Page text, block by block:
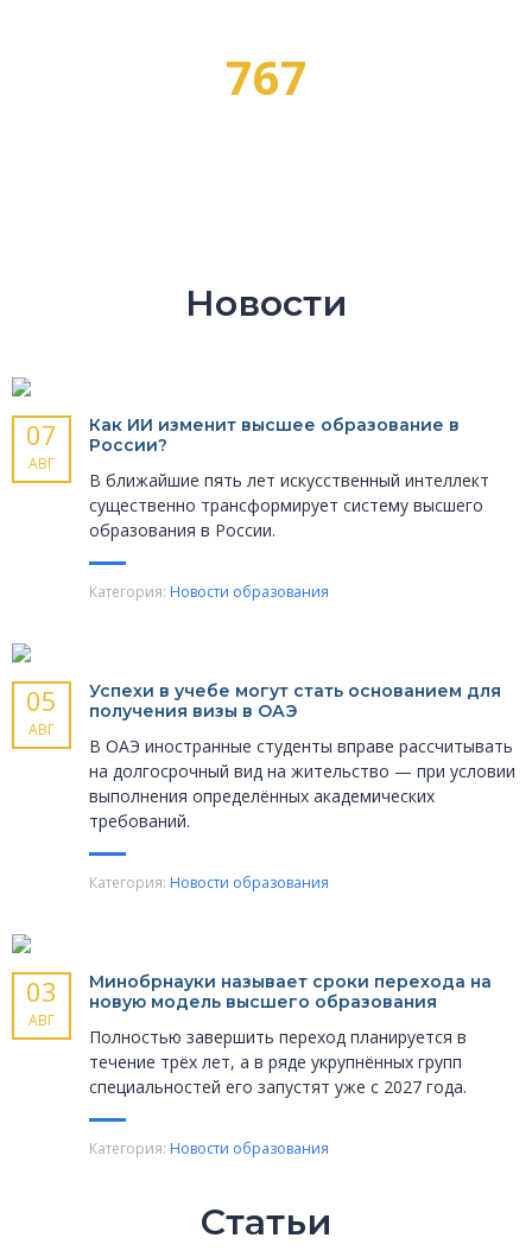
767
Новости
07
АВГ
Как ИИ изменит высшее образование в
России?
В ближайшие пять лет искусственный интеллект
существенно трансформирует систему высшего
образования в России.
Категория: Новости образования
05
АВГ
Успехи в учебе могут стать основанием для
получения визы в ОАЭ
В ОАЭ иностранные студенты вправе рассчитывать
на долгосрочный вид на жительство — при условии
выполнения определённых академических
требований.
Категория: Новости образования
03
АВГ
Минобрнауки называет сроки перехода на
новую модель высшего образования
Полностью завершить переход планируется в
течение трёх лет, а в ряде укрупнённых групп
специальностей его запустят уже с 2027 года.
Категория: Новости образования
Статьи